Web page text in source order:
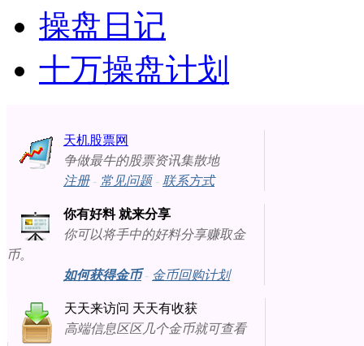
操盘日记
十万操盘计划
天机股票网
争做最牛的股票资讯集散地
注册- 常见问题- 联系方式
你有好料 就来分享
你可以将手中的好料分享赚取金
币。
如何获得金币- 金币回购计划
天天来访问 天天有收获
高端信息区区几个金币就可查看